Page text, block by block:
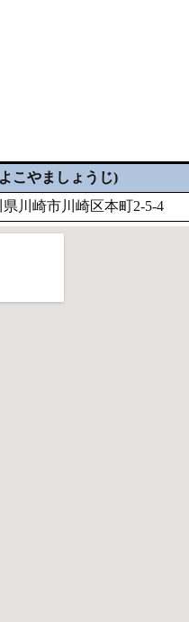
こやましょうじ)
県川崎市川崎区本町2-5-4